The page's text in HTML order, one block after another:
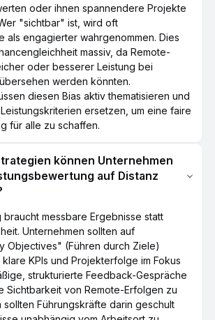
oder ihnen spannendere Projekte
"sichtbar" ist, wird oft
als engagierter wahrgenommen. Dies
massiv, da Remote-
oder besserer Leistung bei
werden könnten.
diesen Bias aktiv thematisieren und
ersetzen, um eine faire
für alle zu schaffen.
können Unternehmen
auf Distanz
braucht messbare Ergebnisse statt
Unternehmen sollten auf
Objectives" (Führen durch Ziele)
KPIs und Projekterfolge im Fokus
strukturierte Feedback-Gespräche
Sichtbarkeit von Remote-Erfolgen zu
sollten Führungskräfte darin geschult